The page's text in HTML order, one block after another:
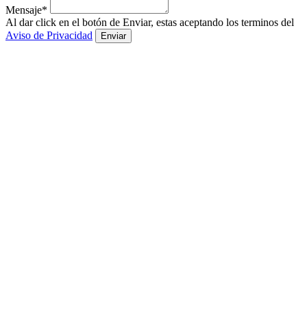
Mensaje*
Al dar click en el botón de Enviar, estas aceptando los terminos del
Aviso de Privacidad